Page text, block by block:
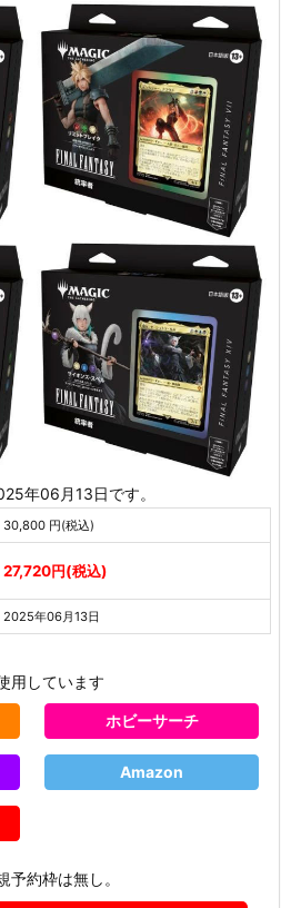
年06月13日です。
30,800 円(税込)
27,720円(税込)
2025年06月13日
用しています
ホビーサーチ
Amazon
予約枠は無し。